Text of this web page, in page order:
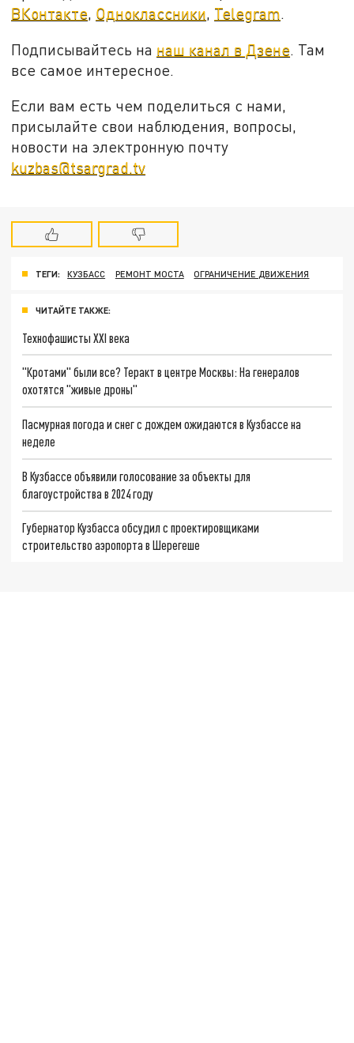
ВКонтакте, Одноклассники, Telegram.
Подписывайтесь на наш канал в Дзене . Там
все самое интересное.
Если вам есть чем поделиться с нами,
присылайте свои наблюдения, вопросы,
новости на электронную почту
kuzbas@tsargrad.tv
ТЕГИ: КУЗБАСС РЕМОНТ МОСТА ОГРАНИЧЕНИЕ ДВИЖЕНИЯ
ЧИТАЙТЕ ТАКЖЕ:
Технофашисты XXI века
"Кротами" были все? Теракт в центре Москвы: На генералов
охотятся "живые дроны"
Пасмурная погода и снег с дождем ожидаются в Кузбассе на
неделе
В Кузбассе объявили голосование за объекты для
благоустройства в 2024 году
Губернатор Кузбасса обсудил с проектировщиками
строительство аэропорта в Шерегеше